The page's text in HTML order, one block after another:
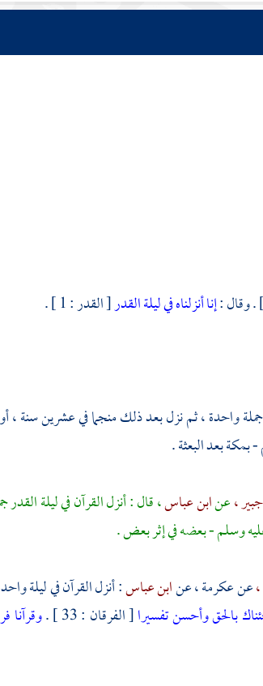
إنا أنزلناه في ليلة القدر[ القدر : 1 ] .
واحدة ، ثم نزل بعد ذلك منجما في عشرين سنة ،
-بمكةبعد البعثة .
،عنابن عباس، قال : أنزل القرآن في ليلة القدر
وسلم - بعضه في إثر بعض .
عنعكرمة ،عنابن عباس: أنزل القرآن في ليلة
بالحق وأحسن تفسيرا[ الفرقان : 33 ] .
وقرآنا